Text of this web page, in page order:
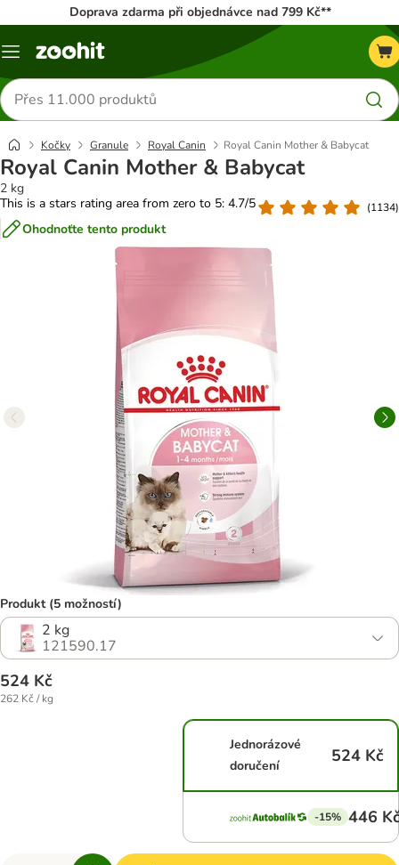
Doprava zdarma při objednávce nad 799 Kč**
Menu
Hledat
produkty
Kočky Granule Royal Canin Royal Canin Mother & Babycat
Royal Canin Mother & Babycat
2 kg
This is a stars rating area from zero to 5: 4.7/5
(1134)
Ohodnoťte tento produkt
Produkt (5 možností)
2 kg
121590.17
524 Kč
262 Kč / kg
Jednorázové
doručení
524 Kč
-15% 446